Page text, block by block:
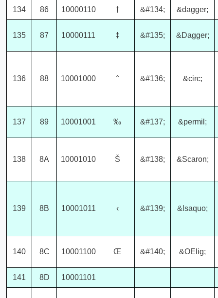
134 86 10000110 † &#134; &dagger;
135 87 10000111 ‡ &#135; &Dagger;
136 88 10001000 ˆ &#136; &circ;
137 89 10001001 ‰ &#137; &permil;
138 8A 10001010 Š &#138; &Scaron;
139 8B 10001011 ‹ &#139; &lsaquo;
140 8C 10001100 Œ &#140; &OElig;
141 8D 10001101